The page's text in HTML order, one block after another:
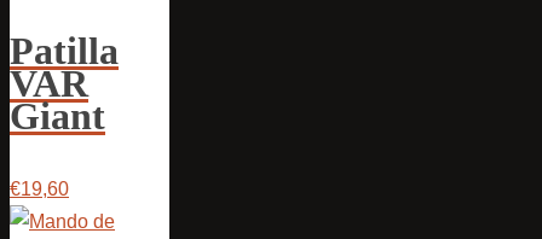
Patilla
VAR
Giant
€19,60